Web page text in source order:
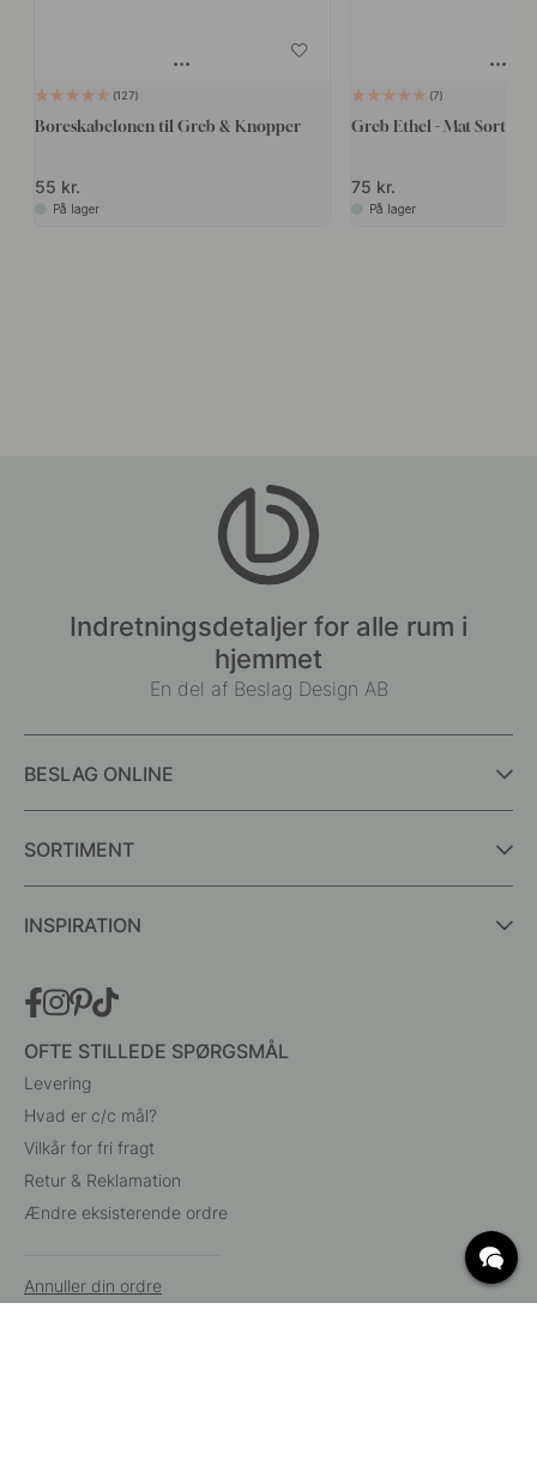
127
Boreskabelonen til Greb & Knopper
55 kr.
På lager
7
Greb Ethel - Mat Sort
75 kr.
På lager
Indretningsdetaljer for alle rum i
hjemmet
En del af Beslag Design AB
BESLAG ONLINE
SORTIMENT
INSPIRATION
OFTE STILLEDE SPØRGSMÅL
Levering
Hvad er c/c mål?
Vilkår for fri fragt
Retur & Reklamation
Ændre eksisterende ordre
Annuller din ordre